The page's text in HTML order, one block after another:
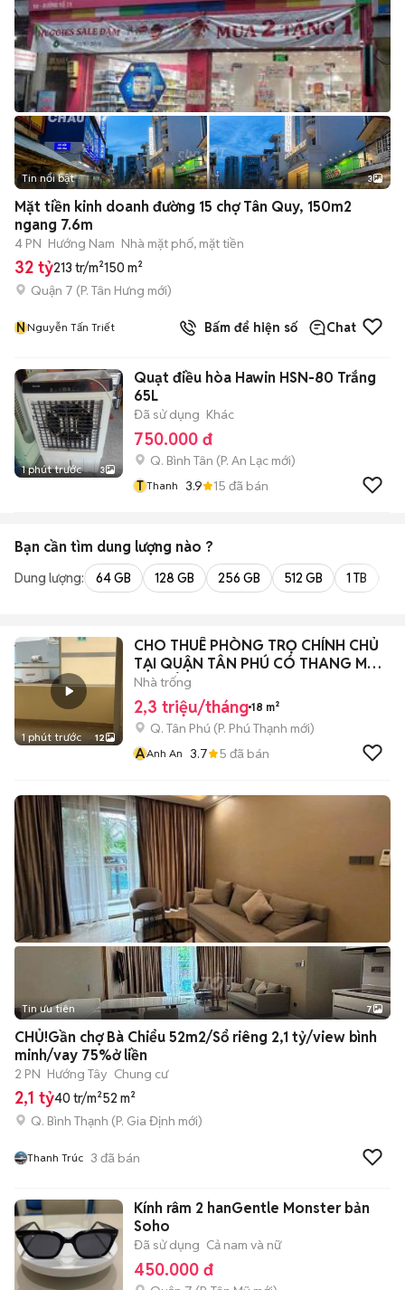
Tin nổi bật 3
Mặt tiền kinh doanh đường 15 chợ Tân Quy, 150m2
ngang 7.6m
4 PN Hướng Nam Nhà mặt phố, mặt tiền
32 tỷ213 tr/m²150 m²
Quận 7 (P. Tân Hưng mới)
NNguyễn Tấn Triết Bấm để hiện số Chat
1 phút trước 3
Quạt điều hòa Hawin HSN-80 Trắng
65L
Đã sử dụng Khác
750.000 đ
Q. Bình Tân (P. An Lạc mới)
T Thanh 3.9 15 đã bán
Bạn cần tìm dung lượng nào ?
Dung lượng: 64 GB 128 GB 256 GB 512 GB 1 TB
1 phút trước 12
CHO THUÊ PHÒNG TRỌ CHÍNH CHỦ
TẠI QUẬN TÂN PHÚ CÓ THANG MÁY,
WC RIÊNG,
Nhà trống
2,3 triệu/tháng 18 m²
Q. Tân Phú (P. Phú Thạnh mới)
AAnh An 3.7 5 đã bán
+2
Tin ưu tiên 7
CHỦ!Gần chợ Bà Chiểu 52m2/Sổ riêng 2,1 tỷ/view bình
minh/vay 75%ở liền
2 PN Hướng Tây Chung cư
2,1 tỷ40 tr/m²52 m²
Q. Bình Thạnh (P. Gia Định mới)
Thanh Trúc 3 đã bán
Kính râm 2 hanGentle Monster bản
Soho
Đã sử dụng Cả nam và nữ
450.000 đ